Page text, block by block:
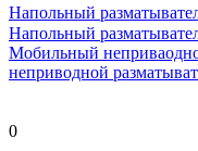
Напольный
Напольный
Мобильный
неприводной
0